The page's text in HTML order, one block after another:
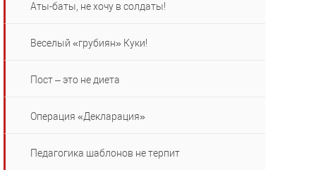
Аты-баты, не хочу в солдаты!
Веселый «грубиян» Куки!
Пост – это не диета
Операция «Декларация»
Педагогика шаблонов не терпит